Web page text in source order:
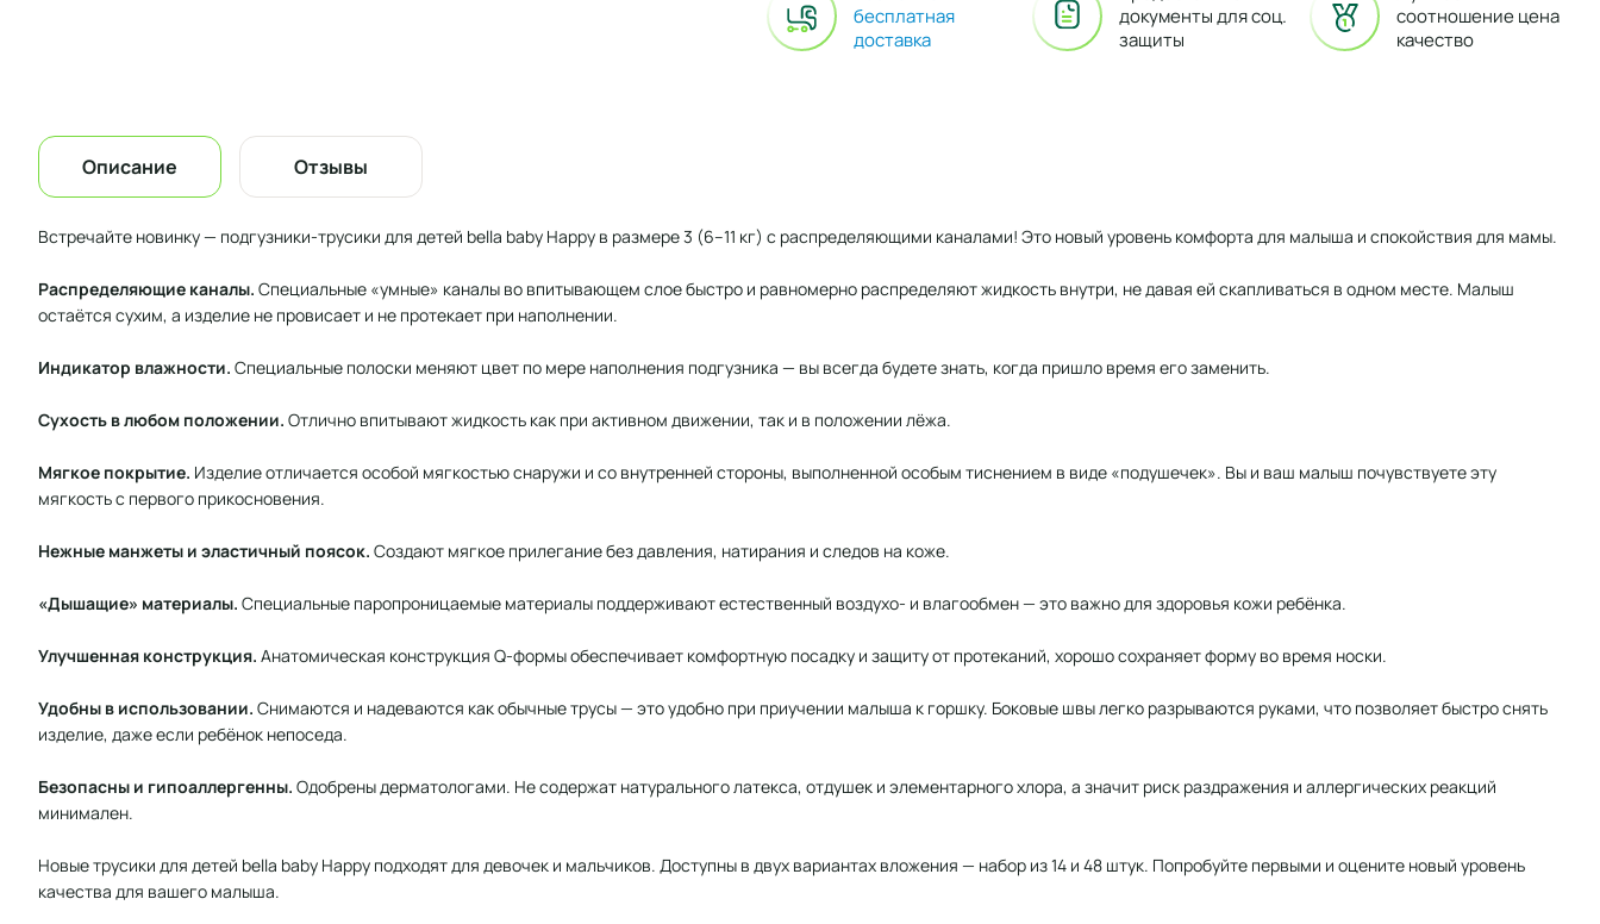
бесплатная
доставка
документы для соц.
защиты
соотношение цена
качество
Описание Отзывы
Встречайте новинку — подгузники-трусики для детей bella baby Happy в размере 3 (6–11 кг) с распределяющими каналами! Это новый уровень комфорта для малыша и спокойствия для мамы.
Распределяющие каналы. Специальные «умные» каналы во впитывающем слое быстро и равномерно распределяют жидкость внутри, не давая ей скапливаться в одном месте. Малыш
остаётся сухим, а изделие не провисает и не протекает при наполнении.
Индикатор влажности. Специальные полоски меняют цвет по мере наполнения подгузника — вы всегда будете знать, когда пришло время его заменить.
Сухость в любом положении. Отлично впитывают жидкость как при активном движении, так и в положении лёжа.
Мягкое покрытие. Изделие отличается особой мягкостью снаружи и со внутренней стороны, выполненной особым тиснением в виде «подушечек». Вы и ваш малыш почувствуете эту
мягкость с первого прикосновения.
Нежные манжеты и эластичный поясок. Создают мягкое прилегание без давления, натирания и следов на коже.
«Дышащие» материалы. Специальные паропроницаемые материалы поддерживают естественный воздухо- и влагообмен — это важно для здоровья кожи ребёнка.
Улучшенная конструкция. Анатомическая конструкция Q-формы обеспечивает комфортную посадку и защиту от протеканий, хорошо сохраняет форму во время носки.
Удобны в использовании. Снимаются и надеваются как обычные трусы — это удобно при приучении малыша к горшку. Боковые швы легко разрываются руками, что позволяет быстро снять
изделие, даже если ребёнок непоседа.
Безопасны и гипоаллергенны. Одобрены дерматологами. Не содержат натурального латекса, отдушек и элементарного хлора, а значит риск раздражения и аллергических реакций
минимален.
Новые трусики для детей bella baby Happy подходят для девочек и мальчиков. Доступны в двух вариантах вложения — набор из 14 и 48 штук. Попробуйте первыми и оцените новый уровень
качества для вашего малыша.